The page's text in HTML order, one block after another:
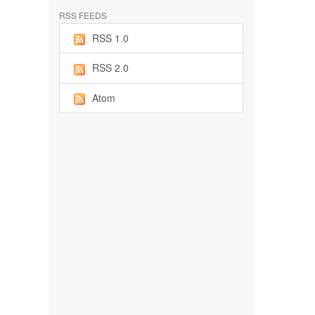
RSS FEEDS
RSS 1.0
RSS 2.0
Atom